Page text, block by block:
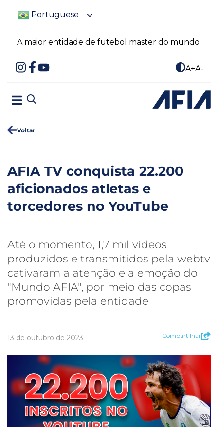
Portuguese
A maior entidade de futebol master do mundo!
A+A-
Voltar
AFIA TV conquista 22.200
aficionados atletas e
torcedores no YouTube
Até o momento, 1,7 mil vídeos
produzidos e transmitidos pela webtv
cativaram a atenção e a emoção do
"Mundo AFIA", por meio das copas
promovidas pela entidade
13 de outubro de 2023 Compartilhar